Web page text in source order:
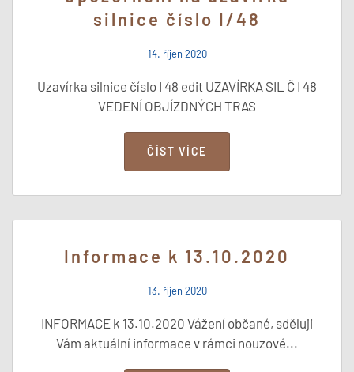
silnice číslo I/48
14. říjen 2020
Uzavírka silnice číslo I 48 edit UZAVÍRKA SIL Č I 48
VEDENÍ OBJÍZDNÝCH TRAS
ČÍST VÍCE
Informace k 13.10.2020
13. říjen 2020
INFORMACE k 13.10.2020 Vážení občané, sděluji
Vám aktuální informace v rámci nouzové...